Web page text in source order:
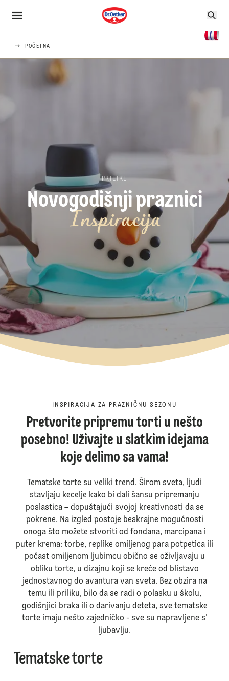
POČETNA
PRILIKE
Novogodišnji praznici
Inspiracija
INSPIRACIJA ZA PRAZNIČNU SEZONU
Pretvorite pripremu torti u nešto
posebno! Uživajte u slatkim idejama
koje delimo sa vama!
Tematske torte su veliki trend. Širom sveta, ljudi
stavljaju kecelje kako bi dali šansu pripremanju
poslastica – dopuštajući svojoj kreativnosti da se
pokrene. Na izgled postoje beskrajne mogućnosti
onoga što možete stvoriti od fondana, marcipana i
puter krema: torbe, replike omiljenog para potpetica ili
počast omiljenom ljubimcu obično se oživljavaju u
obliku torte, u dizajnu koji se kreće od blistavo
jednostavnog do avantura van sveta. Bez obzira na
temu ili priliku, bilo da se radi o polasku u školu,
godišnjici braka ili o darivanju deteta, sve tematske
torte imaju nešto zajedničko - sve su napravljene s’
ljubavlju.
Tematske torte